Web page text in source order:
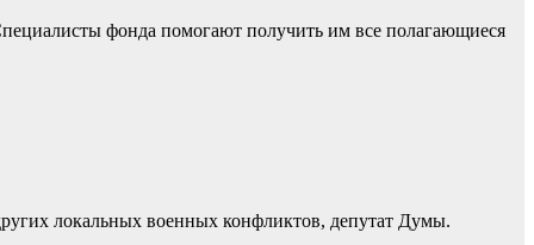
фонда помогают получить им все полагающиеся
локальных военных конфликтов, депутат Думы.